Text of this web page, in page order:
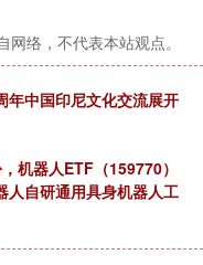
络，不代表本站观点。
年中国印尼文化交流展开
机器人ETF（159770）
人自研通用具身机器人工